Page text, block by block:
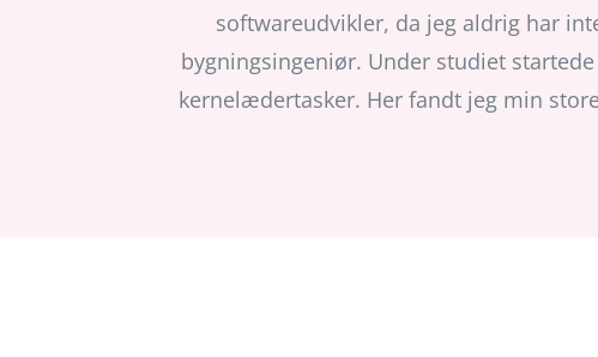
softwareudvikler, da jeg aldrig har
bygningsingeniør. Under studiet
kernelædertasker. Her fandt jeg min